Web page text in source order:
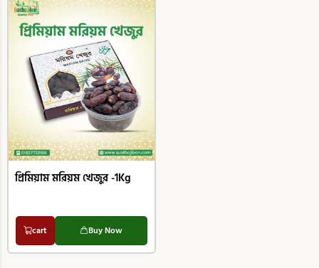
প্রিমিয়াম মরিয়ম খেজুর -1Kg
cart Buy Now